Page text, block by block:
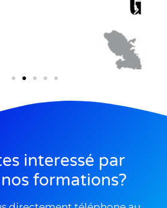
interessé par
formations?